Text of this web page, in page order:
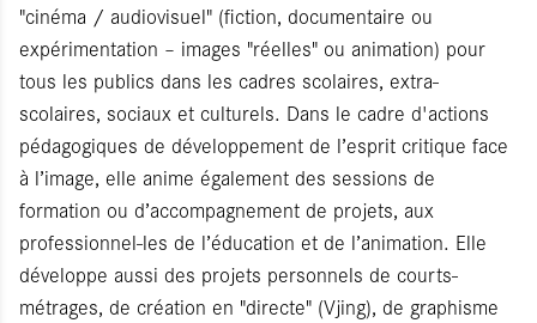
"cinéma / audiovisuel" (fiction, documentaire ou
expérimentation – images "réelles" ou animation) pour
tous les publics dans les cadres scolaires, extra-
scolaires, sociaux et culturels. Dans le cadre d'actions
pédagogiques de développement de l’esprit critique face
à l’image, elle anime également des sessions de
formation ou d’accompagnement de projets, aux
professionnel-les de l’éducation et de l’animation. Elle
développe aussi des projets personnels de courts-
métrages, de création en "directe" (Vjing), de graphisme